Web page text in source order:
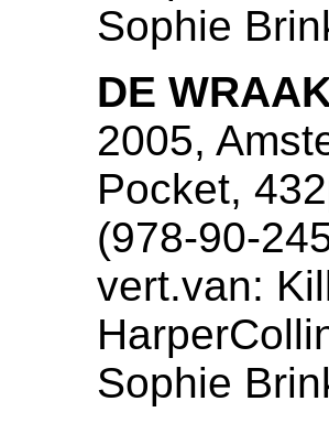
Sophie
DE
2005,
Pocket,
(978-90-
vert.van:
Sophie